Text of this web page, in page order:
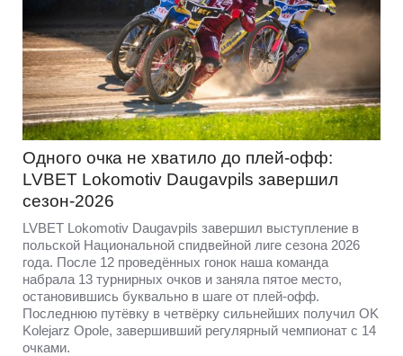
Одного очка не хватило до плей-офф:
LVBET Lokomotiv Daugavpils завершил
сезон-2026
LVBET Lokomotiv Daugavpils завершил выступление в
польской Национальной спидвейной лиге сезона 2026
года. После 12 проведённых гонок наша команда
набрала 13 турнирных очков и заняла пятое место,
остановившись буквально в шаге от плей-офф.
Последнюю путёвку в четвёрку сильнейших получил OK
Kolejarz Opole, завершивший регулярный чемпионат с 14
очками.